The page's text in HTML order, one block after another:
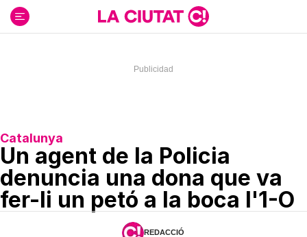
contenido
Catalunya
Un agent de la Policia
denuncia una dona que va
fer-li un petó a la boca l'1-O
REDACCIÓ